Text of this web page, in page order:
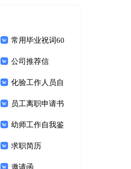
常用毕业祝词60
句 公司推荐信
化验工作人员自
我鉴定员工离职申请书
幼师工作自我鉴
定(15篇)
求职简历
邀请函